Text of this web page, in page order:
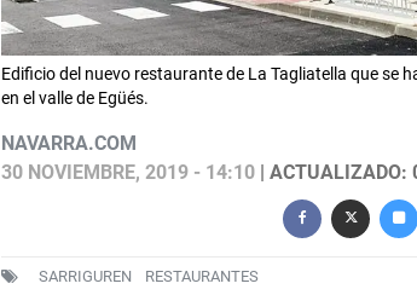
Edificio del nuevo restaurante de La Tagliatella que se
en el valle de Egüés.
NAVARRA.COM
30 NOVIEMBRE, 2019 - 14:10| ACTUALIZADO:
SARRIGUREN RESTAURANTES